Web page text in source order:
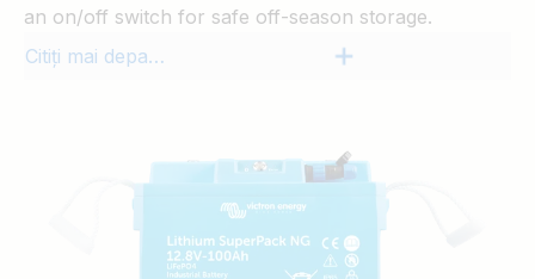
an on/off switch for safe off-season storage.
Citiți mai departe